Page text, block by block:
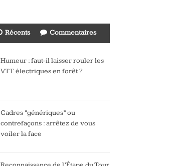
Récents Commentaires
Humeur : faut-il laisser rouler les
VTT électriques en forêt ?
Cadres “génériques” ou
contrefaçons : arrêtez de vous
voiler la face